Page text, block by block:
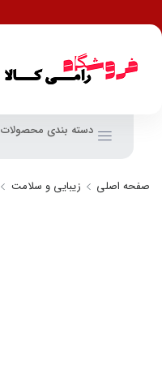
دسته بندی محصولات
صفحه اصلی زیبایی و سلامت